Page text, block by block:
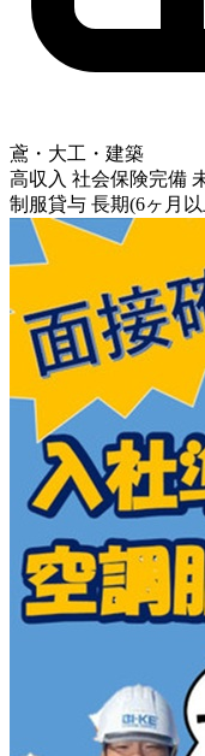
鳶・大工・建築
高収入 社会保険完備
制服貸与 長期(6ヶ月